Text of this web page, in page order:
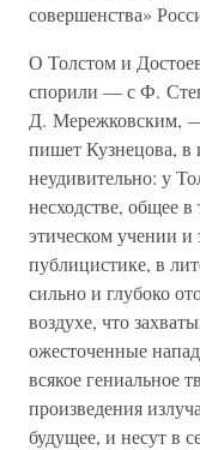
совершенства»
О Толстом и
спорили — с Ф.
Д. Мережковским,
пишет Кузнецова, в
неудивительно: у
несходстве, общее
этическом учении и
публицистике, в
сильно и глубоко
воздухе, что
ожесточенные
всякое гениальное
произведения
будущее, и несут в